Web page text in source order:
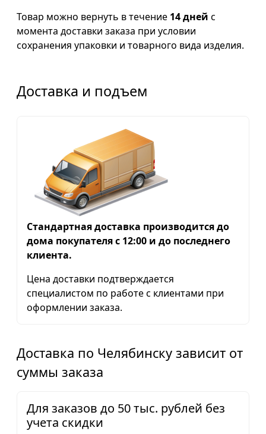
Товар можно вернуть в течение 14 дней с
момента доставки заказа при условии
сохранения упаковки и товарного вида изделия.
Доставка и подъем
Стандартная доставка производится до
дома покупателя с 12:00 и до последнего
клиента.
Цена доставки подтверждается
специалистом по работе с клиентами при
оформлении заказа.
Доставка по Челябинску зависит от
суммы заказа
Для заказов до 50 тыс. рублей без
учета скидки